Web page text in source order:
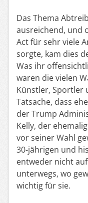
Das Thema
ausreichend, und
Act für sehr viele
sorgte, kam dies
Was ihr
waren die vielen
Künstler, Sportler
Tatsache, dass
der Trump
Kelly, der
vor seiner Wahl
30-jährigen und
entweder nicht
unterwegs, wo
wichtig für sie.